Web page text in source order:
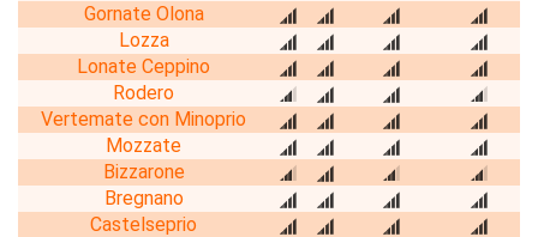
Gornate Olona
Lozza
Lonate Ceppino
Rodero
Vertemate con Minoprio
Mozzate
Bizzarone
Bregnano
Castelseprio